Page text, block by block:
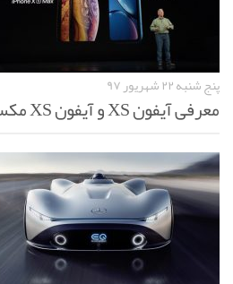
پنج شنبه ۲۲ شهریور ۹۷
معرفی آیفون XS و آیفون XS مکس و آیفون XR اپل